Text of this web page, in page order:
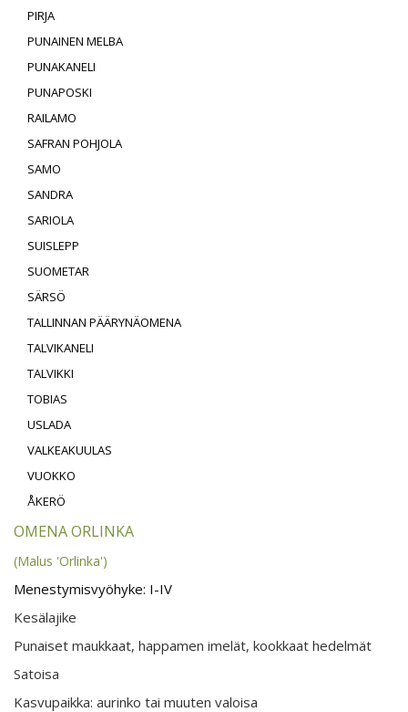
PIRJA
PUNAINEN MELBA
PUNAKANELI
PUNAPOSKI
RAILAMO
SAFRAN POHJOLA
SAMO
SANDRA
SARIOLA
SUISLEPP
SUOMETAR
SÄRSÖ
TALLINNAN PÄÄRYNÄOMENA
TALVIKANELI
TALVIKKI
TOBIAS
USLADA
VALKEAKUULAS
VUOKKO
ÅKERÖ
OMENA ORLINKA
(Malus 'Orlinka')
Menestymisvyöhyke: I-IV
Kesälajike
Punaiset maukkaat, happamen imelät, kookkaat hedelmät
Satoisa
Kasvupaikka: aurinko tai muuten valoisa